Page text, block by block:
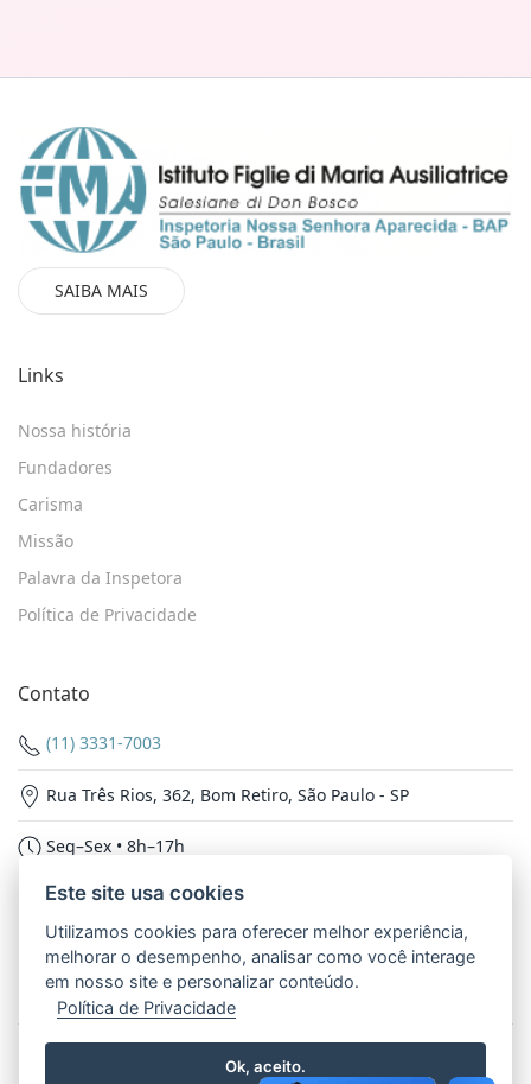
SAIBA MAIS
Links
Nossa história
Fundadores
Carisma
Missão
Palavra da Inspetora
Política de Privacidade
Contato
(11) 3331-7003
Rua Três Rios, 362, Bom Retiro, São Paulo - SP
Seg–Sex • 8h–17h
Nossas Redes
© 2026 - Inspetoria Nossa Senhora Aparecida. Todos os
Este site usa cookies
Utilizamos cookies para oferecer melhor experiência,
melhorar o desempenho, analisar como você interage
em nosso site e personalizar conteúdo.
Política de Privacidade
Ok, aceito.